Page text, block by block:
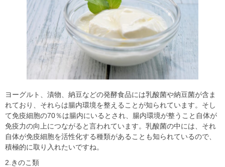
ヨーグルト、漬物、納豆などの発酵食品には乳酸菌や納豆菌が含ま
れており、それらは腸内環境を整えることが知られています。そし
て免疫細胞の70％は腸内にいるとされ、腸内環境が整うこと自体が
免疫力の向上につながると言われています。乳酸菌の中には、それ
自体が免疫細胞を活性化する種類があることも知られているので、
積極的に取り入れたいですね。
2.きのこ類